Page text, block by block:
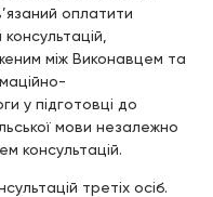
оплатити
між Виконавцем та
у підготовці до
мови незалежно
консультацій.
третіх осіб.